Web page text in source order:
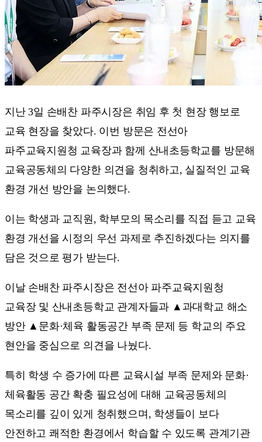
지난 3일 손배찬 파주시장은 취임 후 첫 현장 행보로
교육 현장을 찾았다. 이번 방문은 전선아
파주교육지원청 교육장과 함께 산내초등학교를 방문해
교육공동체의 다양한 의견을 청취하고, 실질적인 교육
환경 개선 방안을 논의했다.
이는 학생과 교직원, 학부모의 목소리를 직접 듣고 교육
환경 개선을 시정의 우선 과제로 추진하겠다는 의지를
담은 것으로 평가 받는다.
이날 손배찬 파주시장은 전선아 파주교육지원청
교육장 및 산내초등학교 관계자들과 ▲과대학교 해소
방안 ▲문화·체육 활동공간 부족 문제 등 학교의 주요
현안을 중심으로 의견을 나눴다.
특히 학생 수 증가에 따른 교육시설 부족 문제와 문화·
체육활동 공간 확충 필요성에 대해 교육공동체의
목소리를 깊이 있게 청취했으며, 학생들이 보다
안전하고 쾌적한 환경에서 학습할 수 있도록 관계기관